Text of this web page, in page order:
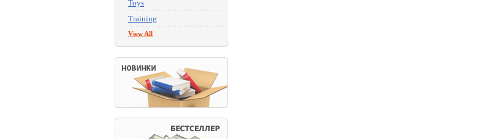
Toys
Training
View All